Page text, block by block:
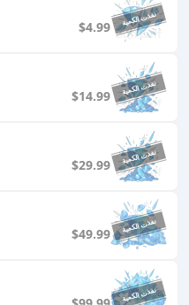
$4.99
$14.99
$29.99
$49.99